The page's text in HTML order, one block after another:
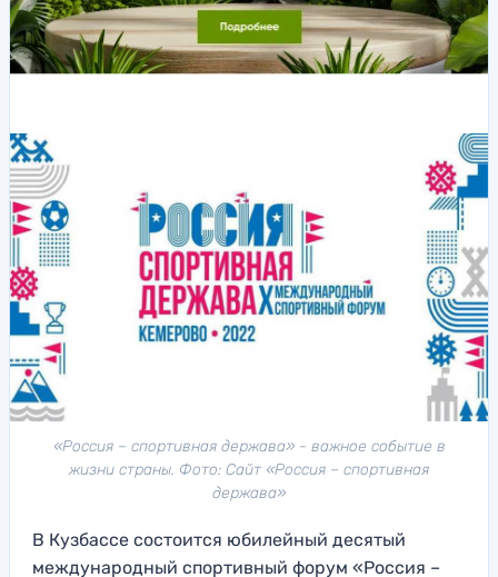
«Россия – спортивная держава» - важное событие в
жизни страны. Фото: Сайт «Россия – спортивная
держава»
В Кузбассе состоится юбилейный десятый
международный спортивный форум «Россия –